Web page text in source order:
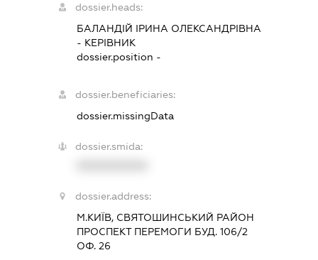
dossier.heads:
БАЛАНДІЙ ІРИНА ОЛЕКСАНДРІВНА
- КЕРІВНИК
dossier.position -
dossier.beneficiaries:
dossier.missingData
dossier.smida:
dossier.address:
М.КИЇВ, СВЯТОШИНСЬКИЙ РАЙОН
ПРОСПЕКТ ПЕРЕМОГИ БУД. 106/2
ОФ. 26